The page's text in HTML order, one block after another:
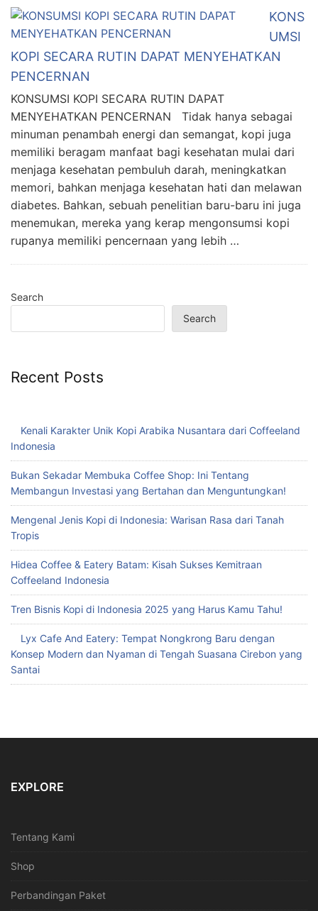
KONS
UMSI
KOPI SECARA RUTIN DAPAT MENYEHATKAN
PENCERNAN
KONSUMSI KOPI SECARA RUTIN DAPAT
MENYEHATKAN PENCERNAN Tidak hanya sebagai
minuman penambah energi dan semangat, kopi juga
memiliki beragam manfaat bagi kesehatan mulai dari
menjaga kesehatan pembuluh darah, meningkatkan
memori, bahkan menjaga kesehatan hati dan melawan
diabetes. Bahkan, sebuah penelitian baru-baru ini juga
menemukan, mereka yang kerap mengonsumsi kopi
rupanya memiliki pencernaan yang lebih …
Search
Search
Recent Posts
Kenali Karakter Unik Kopi Arabika Nusantara dari Coffeeland
Indonesia
Bukan Sekadar Membuka Coffee Shop: Ini Tentang
Membangun Investasi yang Bertahan dan Menguntungkan!
Mengenal Jenis Kopi di Indonesia: Warisan Rasa dari Tanah
Tropis
Hidea Coffee & Eatery Batam: Kisah Sukses Kemitraan
Coffeeland Indonesia
Tren Bisnis Kopi di Indonesia 2025 yang Harus Kamu Tahu!
Lyx Cafe And Eatery: Tempat Nongkrong Baru dengan
Konsep Modern dan Nyaman di Tengah Suasana Cirebon yang
Santai
EXPLORE
Tentang Kami
Shop
Perbandingan Paket